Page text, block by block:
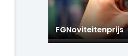
FGNoviteitenprijs